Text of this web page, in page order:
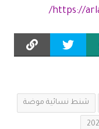
https://
شنط نسائية موضة